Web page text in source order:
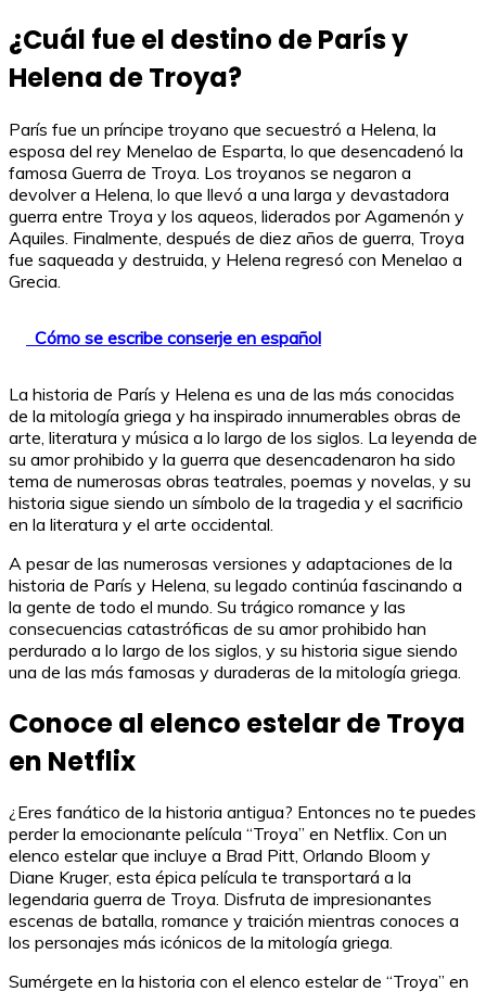
¿Cuál fue el destino de París y
Helena de Troya?
París fue un príncipe troyano que secuestró a Helena, la
esposa del rey Menelao de Esparta, lo que desencadenó la
famosa Guerra de Troya. Los troyanos se negaron a
devolver a Helena, lo que llevó a una larga y devastadora
guerra entre Troya y los aqueos, liderados por Agamenón y
Aquiles. Finalmente, después de diez años de guerra, Troya
fue saqueada y destruida, y Helena regresó con Menelao a
Grecia.
Cómo se escribe conserje en español
La historia de París y Helena es una de las más conocidas
de la mitología griega y ha inspirado innumerables obras de
arte, literatura y música a lo largo de los siglos. La leyenda de
su amor prohibido y la guerra que desencadenaron ha sido
tema de numerosas obras teatrales, poemas y novelas, y su
historia sigue siendo un símbolo de la tragedia y el sacrificio
en la literatura y el arte occidental.
A pesar de las numerosas versiones y adaptaciones de la
historia de París y Helena, su legado continúa fascinando a
la gente de todo el mundo. Su trágico romance y las
consecuencias catastróficas de su amor prohibido han
perdurado a lo largo de los siglos, y su historia sigue siendo
una de las más famosas y duraderas de la mitología griega.
Conoce al elenco estelar de Troya
en Netflix
¿Eres fanático de la historia antigua? Entonces no te puedes
perder la emocionante película “Troya” en Netflix. Con un
elenco estelar que incluye a Brad Pitt, Orlando Bloom y
Diane Kruger, esta épica película te transportará a la
legendaria guerra de Troya. Disfruta de impresionantes
escenas de batalla, romance y traición mientras conoces a
los personajes más icónicos de la mitología griega.
Sumérgete en la historia con el elenco estelar de “Troya” en